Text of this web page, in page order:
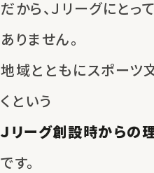
だから、Ｊリーグにとっ
ありません。
地域とともにスポーツ
くという
Ｊリーグ創設時からの
です。